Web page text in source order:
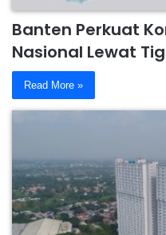
Banten Perkuat
Nasional Lewat
Read More »